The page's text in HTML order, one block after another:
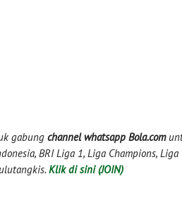
gabung channel whatsapp Bola.com
BRI Liga 1, Liga Champions,
Klik di sini (JOIN)